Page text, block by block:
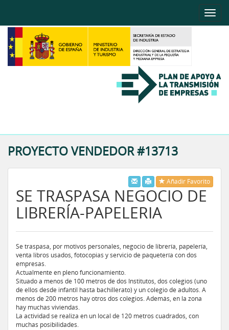
Toggle
PROYECTO VENDEDOR #13713
Añadir Favorito
SE TRASPASA NEGOCIO DE
LIBRERÍA-PAPELERIA
Se traspasa, por motivos personales, negocio de librería, papelería,
venta libros usados, fotocopias y servicio de paquetería con dos
empresas.
Actualmente en pleno funcionamiento.
Situado a menos de 100 metros de dos Institutos, dos colegios (uno
de ellos desde infantil hasta bachillerato) y un colegio de adultos. A
menos de 200 metros hay otros dos colegios. Además, en la zona
hay muchas viviendas.
La actividad se realiza en un local de 120 metros cuadrados, con
muchas posibilidades.